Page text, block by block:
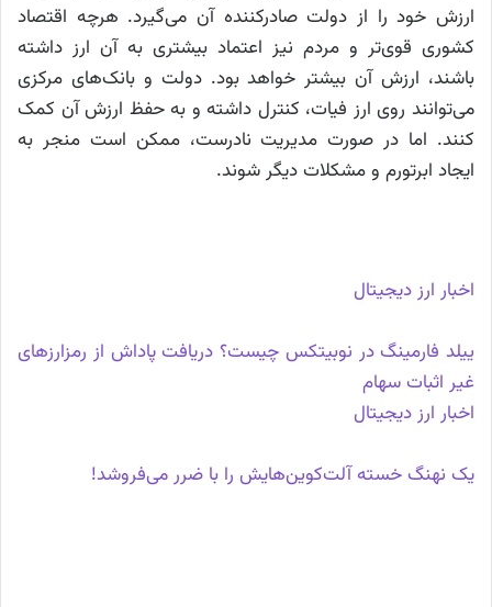
ارزش خود را از دولت صادرکننده آن می‌گیرد. هرچه اقتصاد
کشوری قوی‌تر و مردم نیز اعتماد بیشتری به آن ارز داشته
باشند، ارزش آن بیشتر خواهد بود. دولت و بانک‌های مرکزی
می‌توانند روی ارز فیات، کنترل داشته و به حفظ ارزش آن کمک
کنند. اما در صورت مدیریت نادرست، ممکن است منجر به
ایجاد ابرتورم و مشکلات دیگر شوند.
اخبار ارز دیجیتال
ییلد فارمینگ در نوبیتکس چیست؟ دریافت پاداش از رمزارزهای
غیر اثبات سهام
اخبار ارز دیجیتال
یک نهنگ خسته‌ آلت‌کوین‌هایش را با ضرر می‌فروشد!